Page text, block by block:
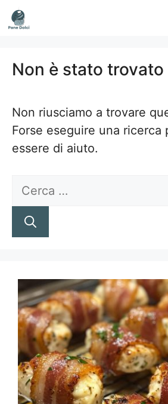
Vai
al
Non è stato trovato
Non riusciamo a trovare
Forse eseguire una ricerca
essere di aiuto.
Ricerca